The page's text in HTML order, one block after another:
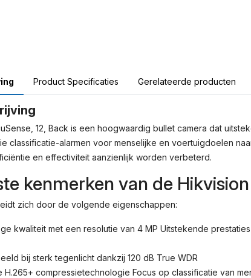
Product Specificaties Gerelateerde producten
12, Back is een hoogwaardig bullet camera dat
classificatie-alarmen voor menselijke en voertuigdoelen
en effectiviteit aanzienlijk worden verbeterd.
kenmerken van de
zich door de volgende eigenschappen:
kwaliteit met een resolutie van 4 MP Uitstekende
bij sterk tegenlicht dankzij 120 dB True WDR
H.265+ compressietechnologie Focus op classificatie van